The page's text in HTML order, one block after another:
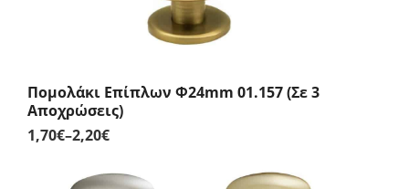
Πομολάκι Επίπλων Φ24mm 01.157 (Σε 3
Αποχρώσεις)
1,70€–2,20€Price
range: